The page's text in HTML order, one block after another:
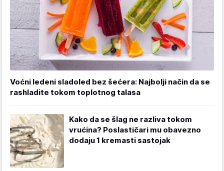
Voćni ledeni sladoled bez šećera: Najbolji način da se
rashladite tokom toplotnog talasa
Kako da se šlag ne razliva tokom
vrućina? Poslastičari mu obavezno
dodaju 1 kremasti sastojak